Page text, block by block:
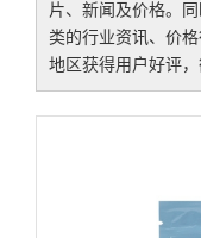
片、新闻及价格。
类的行业资讯、价
地区获得用户好评